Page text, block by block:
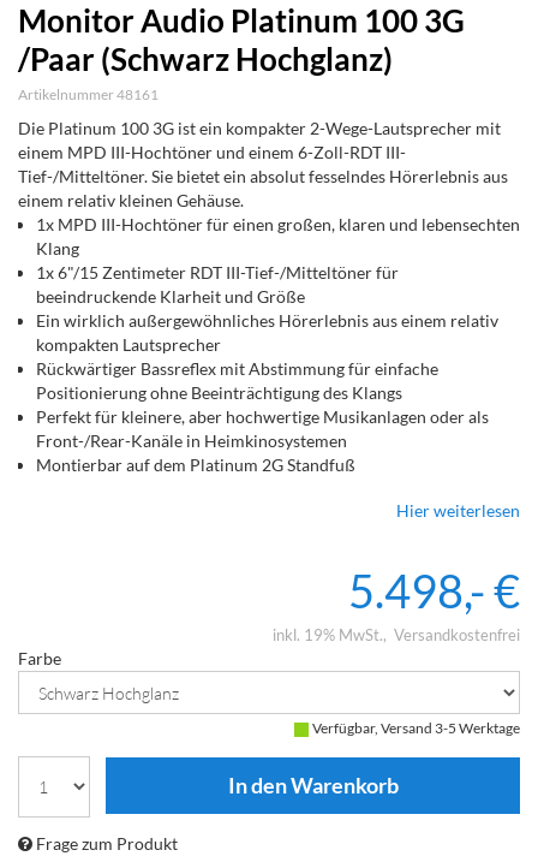
Monitor Audio Platinum 100 3G
/Paar (Schwarz Hochglanz)
Artikelnummer 48161
Die Platinum 100 3G ist ein kompakter 2-Wege-Lautsprecher mit
einem MPD III-Hochtöner und einem 6-Zoll-RDT III-
Tief-/Mitteltöner. Sie bietet ein absolut fesselndes Hörerlebnis aus
einem relativ kleinen Gehäuse.
1x MPD III-Hochtöner für einen großen, klaren und lebensechten
Klang
1x 6"/15 Zentimeter RDT III-Tief-/Mitteltöner für
beeindruckende Klarheit und Größe
Ein wirklich außergewöhnliches Hörerlebnis aus einem relativ
kompakten Lautsprecher
Rückwärtiger Bassreflex mit Abstimmung für einfache
Positionierung ohne Beeinträchtigung des Klangs
Perfekt für kleinere, aber hochwertige Musikanlagen oder als
Front-/Rear-Kanäle in Heimkinosystemen
Montierbar auf dem Platinum 2G Standfuß
Hier weiterlesen
5.498,- €
inkl. 19% MwSt. Versandkostenfrei
Farbe
Verfügbar, Versand 3-5 Werktage
Frage zum Produkt